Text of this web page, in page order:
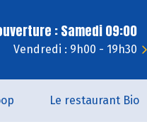
: Samedi 09:00
Vendredi : 9h00 - 19h30
Le restaurant Bio